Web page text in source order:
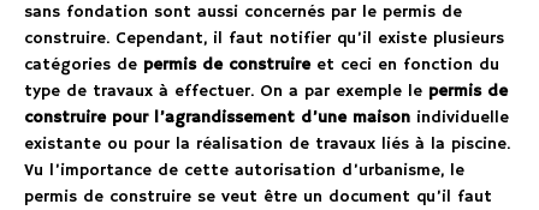
sans fondation sont aussi concernés par le permis de
construire. Cependant, il faut notifier qu’il existe plusieurs
catégories de permis de construireet ceci en fonction du
type de travaux à effectuer. On a par exemple le permis de
construire pour l’agrandissement d’une maison individuelle
existante ou pour la réalisation de travaux liés à la piscine.
Vu l’importance de cette autorisation d’urbanisme, le
permis de construire se veut être un document qu’il faut